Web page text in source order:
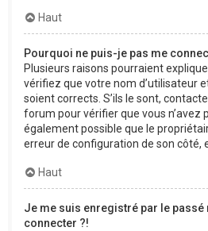
Haut
Pourquoi ne puis-je pas me
Plusieurs raisons pourraient
vérifiez que votre nom d’utilisateur
soient corrects. S’ils le sont,
forum pour vérifier que vous n’avez
également possible que le
erreur de configuration de son côté,
Haut
Je me suis enregistré par le passé
connecter ?!